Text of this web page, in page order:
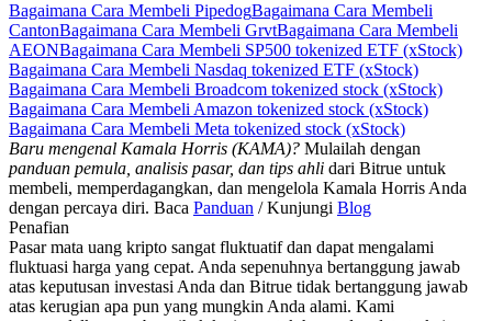
Bagaimana Cara Membeli PipedogBagaimana Cara Membeli
CantonBagaimana Cara Membeli GrvtBagaimana Cara Membeli
AEONBagaimana Cara Membeli SP500 tokenized ETF (xStock)
Bagaimana Cara Membeli Nasdaq tokenized ETF (xStock)
Bagaimana Cara Membeli Broadcom tokenized stock (xStock)
Bagaimana Cara Membeli Amazon tokenized stock (xStock)
Bagaimana Cara Membeli Meta tokenized stock (xStock)
Baru mengenal Kamala Horris (KAMA)? Mulailah dengan
panduan pemula, analisis pasar, dan tips ahli dari Bitrue untuk
membeli, memperdagangkan, dan mengelola Kamala Horris Anda
dengan percaya diri. Baca Panduan / Kunjungi Blog
Penafian
Pasar mata uang kripto sangat fluktuatif dan dapat mengalami
fluktuasi harga yang cepat. Anda sepenuhnya bertanggung jawab
atas keputusan investasi Anda dan Bitrue tidak bertanggung jawab
atas kerugian apa pun yang mungkin Anda alami. Kami